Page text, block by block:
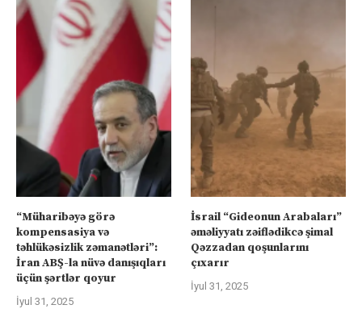
“Müharibəyə görə
kompensasiya və
təhlükəsizlik zəmanətləri”:
İran ABŞ-la nüvə danışıqları
üçün şərtlər qoyur
İyul 31, 2025
İsrail “Gideonun Arabaları”
əməliyyatı zəiflədikcə şimal
Qəzzadan qoşunlarını
çıxarır
İyul 31, 2025